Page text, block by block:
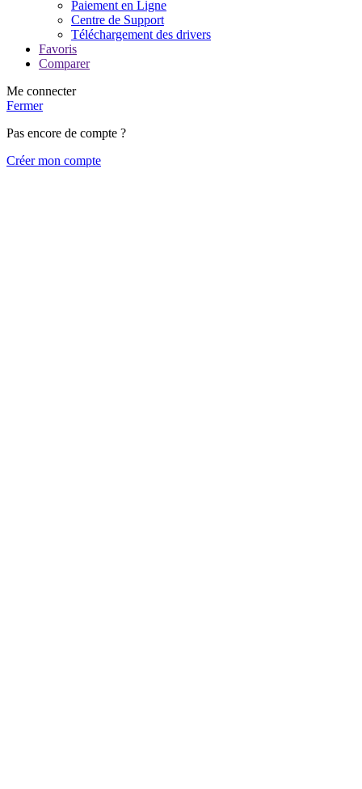
Paiement en Ligne
Centre de Support
Téléchargement des drivers
Favoris
Comparer
Me connecter
Fermer
Pas encore de compte ?
Créer mon compte